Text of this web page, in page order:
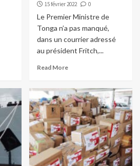
15 février 2022 0
Le Premier Ministre de
Tonga n’a pas manqué,
dans un courrier adressé
au président Fritch,...
Read More